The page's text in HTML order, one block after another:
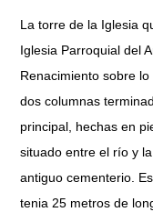
La torre de la Iglesia
Iglesia Parroquial del
Renacimiento sobre
dos columnas
principal, hechas en
situado entre el río y
antiguo cementerio.
tenia 25 metros de